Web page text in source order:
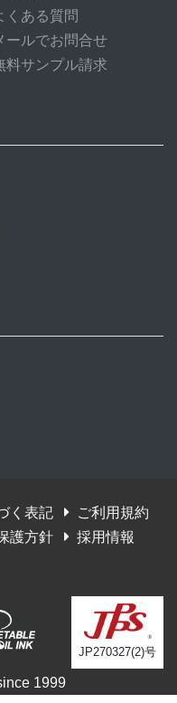
くある質問
ールでお問合せ
料サンプル請求
く表記
ご利用規約
護方針
採用情報
JP270327(2)号
1999